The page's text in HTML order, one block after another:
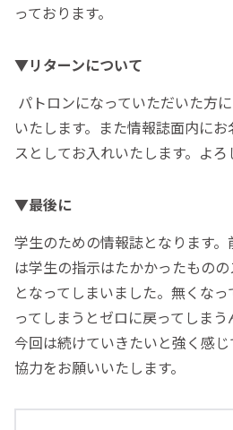
っております。
▼リターンについて
パトロンになっていただいた方
いたします。また情報誌面内に
スとしてお入れいたします。よろ
▼最後に
学生のための情報誌となります。
は学生の指示はたかかったもの
となってしまいました。無くな
ってしまうとゼロに戻ってしまう
今回は続けていきたいと強く感
協力をお願いいたします。